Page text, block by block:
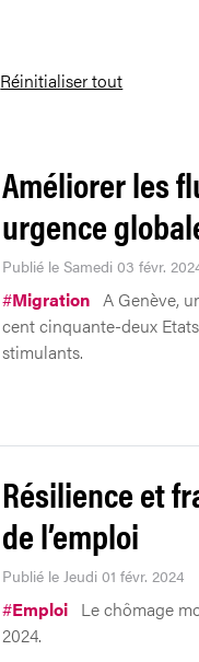
Réinitialiser tout
Améliorer les
urgence
Publié le Samedi 03 févr.
#Migration A Genève,
cent cinquante-deux
stimulants.
Résilience et
de l’emploi
Publié le Jeudi 01 févr. 2024
#Emploi Le chômage
2024.